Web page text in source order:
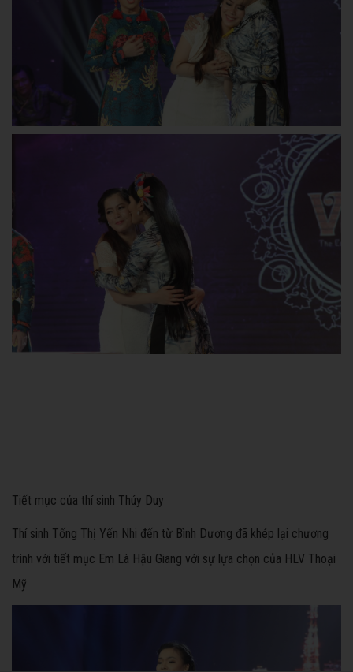
Tiết mục của thí sinh Thúy Duy
Thí sinh Tống Thị Yến Nhi đến từ Bình Dương đã khép lại chương
trình với tiết mục Em Là Hậu Giang với sự lựa chọn của HLV Thoại
Mỹ.